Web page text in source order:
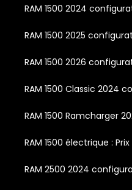
RAM 1500 2024
RAM 1500 2025
RAM 1500 2026
RAM 1500 Classic 2024
RAM 1500 Ramcharger
RAM 1500 électrique :
RAM 2500 2024